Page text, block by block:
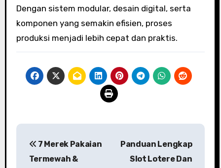
Dengan sistem modular, desain digital, serta
komponen yang semakin efisien, proses
produksi menjadi lebih cepat dan praktis.
7 Merek Pakaian
Termewah &
Panduan Lengkap
Slot Lotere Dan